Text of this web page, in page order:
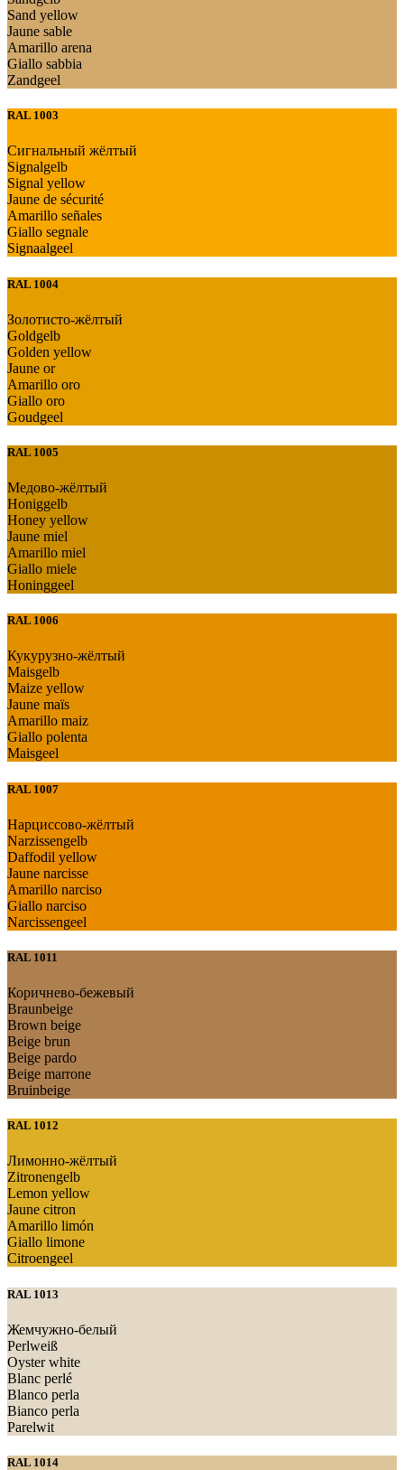
Sand yellow
Jaune sable
Amarillo arena
Giallo sabbia
Zandgeel
RAL 1003
Сигнальный жёлтый
Signalgelb
Signal yellow
Jaune de sécurité
Amarillo señales
Giallo segnale
Signaalgeel
RAL 1004
Золотисто-жёлтый
Goldgelb
Golden yellow
Jaune or
Amarillo oro
Giallo oro
Goudgeel
RAL 1005
Медово-жёлтый
Honiggelb
Honey yellow
Jaune miel
Amarillo miel
Giallo miele
Honinggeel
RAL 1006
Кукурузно-жёлтый
Maisgelb
Maize yellow
Jaune maïs
Amarillo maiz
Giallo polenta
Maisgeel
RAL 1007
Нарциссово-жёлтый
Narzissengelb
Daffodil yellow
Jaune narcisse
Amarillo narciso
Giallo narciso
Narcissengeel
RAL 1011
Коричнево-бежевый
Braunbeige
Brown beige
Beige brun
Beige pardo
Beige marrone
Bruinbeige
RAL 1012
Лимонно-жёлтый
Zitronengelb
Lemon yellow
Jaune citron
Amarillo limón
Giallo limone
Citroengeel
RAL 1013
Жемчужно-белый
Perlweiß
Oyster white
Blanc perlé
Blanco perla
Bianco perla
Parelwit
RAL 1014